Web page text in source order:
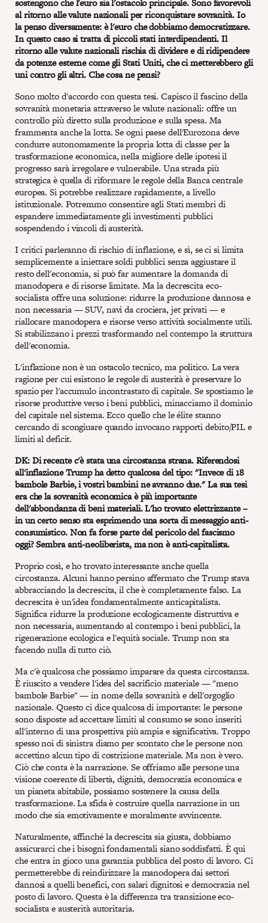
sostengono che l'euro sia l'ostacolo principale. Sono favorevoli
al ritorno alle valute nazionali per riconquistare sovranità. Io
la penso diversamente: è l'euro che dobbiamo democratizzare.
In questo caso si tratta di piccoli stati interdipendenti. Il
ritorno alle valute nazionali rischia di dividere e di ridipendere
da potenze esterne come gli Stati Uniti, che ci metterebbero gli
uni contro gli altri. Che cosa ne pensi?
Sono molto d'accordo con questa tesi. Capisco il fascino della
sovranità monetaria attraverso le valute nazionali: offre un
controllo più diretto sulla produzione e sulla spesa. Ma
frammenta anche la lotta. Se ogni paese dell'Eurozona deve
condurre autonomamente la propria lotta di classe per la
trasformazione economica, nella migliore delle ipotesi il
progresso sarà irregolare e vulnerabile. Una strada più
strategica è quella di riformare le regole della Banca centrale
europea. Si potrebbe realizzare rapidamente, a livello
istituzionale. Potremmo consentire agli Stati membri di
espandere immediatamente gli investimenti pubblici
sospendendo i vincoli di austerità.
I critici parleranno di rischio di inflazione, e sì, se ci si limita
semplicemente a iniettare soldi pubblici senza aggiustare il
resto dell'economia, si può far aumentare la domanda di
manodopera e di risorse limitate. Ma la decrescita eco-
socialista offre una soluzione: ridurre la produzione dannosa e
non necessaria — SUV, navi da crociera, jet privati — e
riallocare manodopera e risorse verso attività socialmente utili.
Si stabilizzano i prezzi trasformando nel contempo la struttura
dell'economia.
L'inflazione non è un ostacolo tecnico, ma politico. La vera
ragione per cui esistono le regole di austerità è preservare lo
spazio per l'accumulo incontrastato di capitale. Se spostiamo le
risorse produttive verso i beni pubblici, minacciamo il dominio
del capitale nel sistema. Ecco quello che le élite stanno
cercando di scongiuare quando invocano rapporti debito/PIL e
limiti al deficit.
DK: Di recente c'è stata una circostanza strana. Riferendosi
all'inflazione Trump ha detto qualcosa del tipo: "Invece di 18
bambole Barbie, i vostri bambini ne avranno due." La sua tesi
era che la sovranità economica è più importante
dell'abbondanza di beni materiali. L'ho trovato elettrizzante –
in un certo senso sta esprimendo una sorta di messaggio anti-
consumistico. Non fa forse parte del pericolo del fascismo
oggi? Sembra anti-neoliberista, ma non è anti-capitalista.
Proprio così, e ho trovato interessante anche quella
circostanza. Alcuni hanno persino affermato che Trump stava
abbracciando la decrescita, il che è completamente falso. La
decrescita è un'idea fondamentalmente anticapitalista.
Significa ridurre la produzione ecologicamente distruttiva e
non necessaria, aumentando al contempo i beni pubblici, la
rigenerazione ecologica e l'equità sociale. Trump non sta
facendo nulla di tutto ciò.
Ma c'è qualcosa che possiamo imparare da questa circostanza.
È riuscito a vendere l'idea del sacrificio materiale — "meno
bambole Barbie" — in nome della sovranità e dell'orgoglio
nazionale. Questo ci dice qualcosa di importante: le persone
sono disposte ad accettare limiti al consumo se sono inseriti
all'interno di una prospettiva più ampia e significativa. Troppo
spesso noi di sinistra diamo per scontato che le persone non
accettino alcun tipo di costrizione materiale. Ma non è vero.
Ciò che conta è la narrazione. Se offriamo alle persone una
visione coerente di libertà, dignità, democrazia economica e
un pianeta abitabile, possiamo sostenere la causa della
trasformazione. La sfida è costruire quella narrazione in un
modo che sia emotivamente e moralmente avvincente.
Naturalmente, affinché la decrescita sia giusta, dobbiamo
assicurarci che i bisogni fondamentali siano soddisfatti. È qui
che entra in gioco una garanzia pubblica del posto di lavoro. Ci
permetterebbe di reindirizzare la manodopera dai settori
dannosi a quelli benefici, con salari dignitosi e democrazia nel
posto di lavoro. Questa è la differenza tra transizione eco-
socialista e austerità autoritaria.